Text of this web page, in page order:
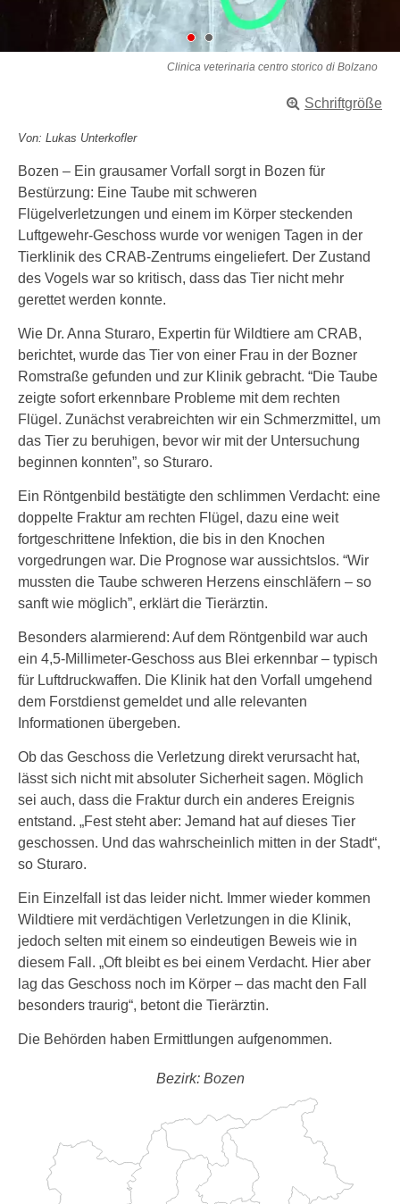
Clinica veterinaria centro storico di Bolzano
Schriftgröße
Von: Lukas Unterkofler
Bozen – Ein grausamer Vorfall sorgt in Bozen für
Bestürzung: Eine Taube mit schweren
Flügelverletzungen und einem im Körper steckenden
Luftgewehr-Geschoss wurde vor wenigen Tagen in der
Tierklinik des CRAB-Zentrums eingeliefert. Der Zustand
des Vogels war so kritisch, dass das Tier nicht mehr
gerettet werden konnte.
Wie Dr. Anna Sturaro, Expertin für Wildtiere am CRAB,
berichtet, wurde das Tier von einer Frau in der Bozner
Romstraße gefunden und zur Klinik gebracht. “Die Taube
zeigte sofort erkennbare Probleme mit dem rechten
Flügel. Zunächst verabreichten wir ein Schmerzmittel, um
das Tier zu beruhigen, bevor wir mit der Untersuchung
beginnen konnten”, so Sturaro.
Ein Röntgenbild bestätigte den schlimmen Verdacht: eine
doppelte Fraktur am rechten Flügel, dazu eine weit
fortgeschrittene Infektion, die bis in den Knochen
vorgedrungen war. Die Prognose war aussichtslos. “Wir
mussten die Taube schweren Herzens einschläfern – so
sanft wie möglich”, erklärt die Tierärztin.
Besonders alarmierend: Auf dem Röntgenbild war auch
ein 4,5-Millimeter-Geschoss aus Blei erkennbar – typisch
für Luftdruckwaffen. Die Klinik hat den Vorfall umgehend
dem Forstdienst gemeldet und alle relevanten
Informationen übergeben.
Ob das Geschoss die Verletzung direkt verursacht hat,
lässt sich nicht mit absoluter Sicherheit sagen. Möglich
sei auch, dass die Fraktur durch ein anderes Ereignis
entstand. „Fest steht aber: Jemand hat auf dieses Tier
geschossen. Und das wahrscheinlich mitten in der Stadt“,
so Sturaro.
Ein Einzelfall ist das leider nicht. Immer wieder kommen
Wildtiere mit verdächtigen Verletzungen in die Klinik,
jedoch selten mit einem so eindeutigen Beweis wie in
diesem Fall. „Oft bleibt es bei einem Verdacht. Hier aber
lag das Geschoss noch im Körper – das macht den Fall
besonders traurig“, betont die Tierärztin.
Die Behörden haben Ermittlungen aufgenommen.
Bezirk: Bozen